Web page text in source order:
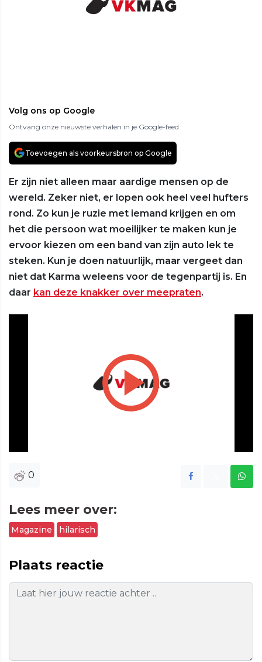
Volg ons op Google
Ontvang onze nieuwste verhalen in je Google-feed
Toevoegen als voorkeursbron op Google
Er zijn niet alleen maar aardige mensen op de
wereld. Zeker niet, er lopen ook heel veel hufters
rond. Zo kun je ruzie met iemand krijgen en om
het die persoon wat moeilijker te maken kun je
ervoor kiezen om een band van zijn auto lek te
steken. Kun je doen natuurlijk, maar vergeet dan
niet dat Karma weleens voor de tegenpartij is. En
daar kan deze knakker over meepraten.
Play
0
Lees meer over:
Magazine hilarisch
Plaats reactie